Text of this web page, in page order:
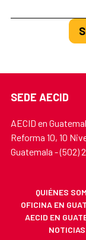
SEDE AECID
AECID en
Reforma 10, 10
Guatemala - (502)
QUIÉNES
OFICINA EN
AECID EN
NOTICIAS